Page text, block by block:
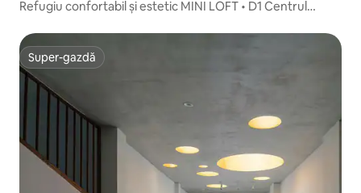
Refugiu confortabil și estetic MINI LOFT • D1 Centrul
Super-gazdă
Super-gazdă